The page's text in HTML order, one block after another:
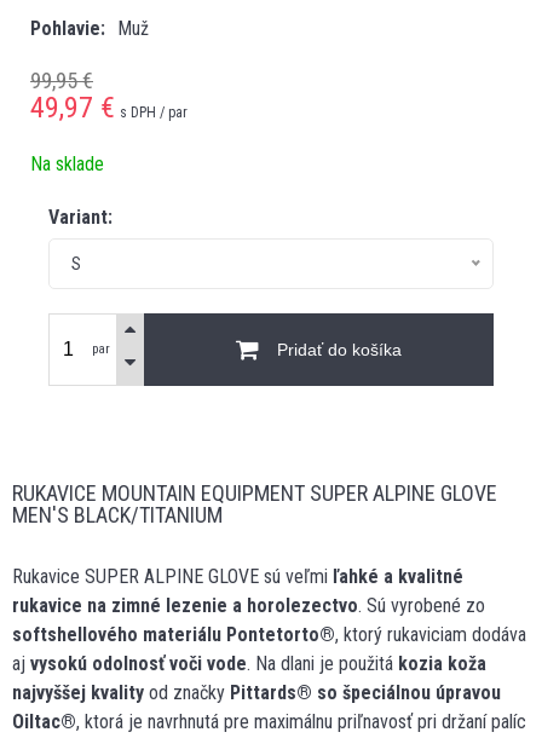
Pohlavie Muž
99,95 €
49,97 € s DPH / par
Na sklade
Variant:
S
par Pridať do košíka
RUKAVICE MOUNTAIN EQUIPMENT SUPER ALPINE GLOVE
MEN'S BLACK/TITANIUM
Rukavice SUPER ALPINE GLOVE sú veľmi ľahké a kvalitné
rukavice na zimné lezenie a horolezectvo. Sú vyrobené zo
softshellového materiálu Pontetorto®, ktorý rukaviciam dodáva
aj vysokú odolnosť voči vode. Na dlani je použitá kozia koža
najvyššej kvality od značky Pittards® so špeciálnou úpravou
Oiltac®, ktorá je navrhnutá pre maximálnu priľnavosť pri držaní palíc